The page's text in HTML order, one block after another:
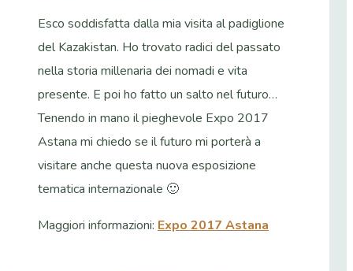
Esco soddisfatta dalla mia visita al padiglione
del Kazakistan. Ho trovato radici del passato
nella storia millenaria dei nomadi e vita
presente. E poi ho fatto un salto nel futuro…
Tenendo in mano il pieghevole Expo 2017
Astana mi chiedo se il futuro mi porterà a
visitare anche questa nuova esposizione
tematica internazionale 🙂
Maggiori informazioni: Expo 2017 Astana